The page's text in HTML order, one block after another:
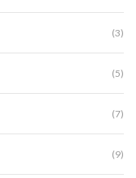
(3)
(5)
(7)
(9)